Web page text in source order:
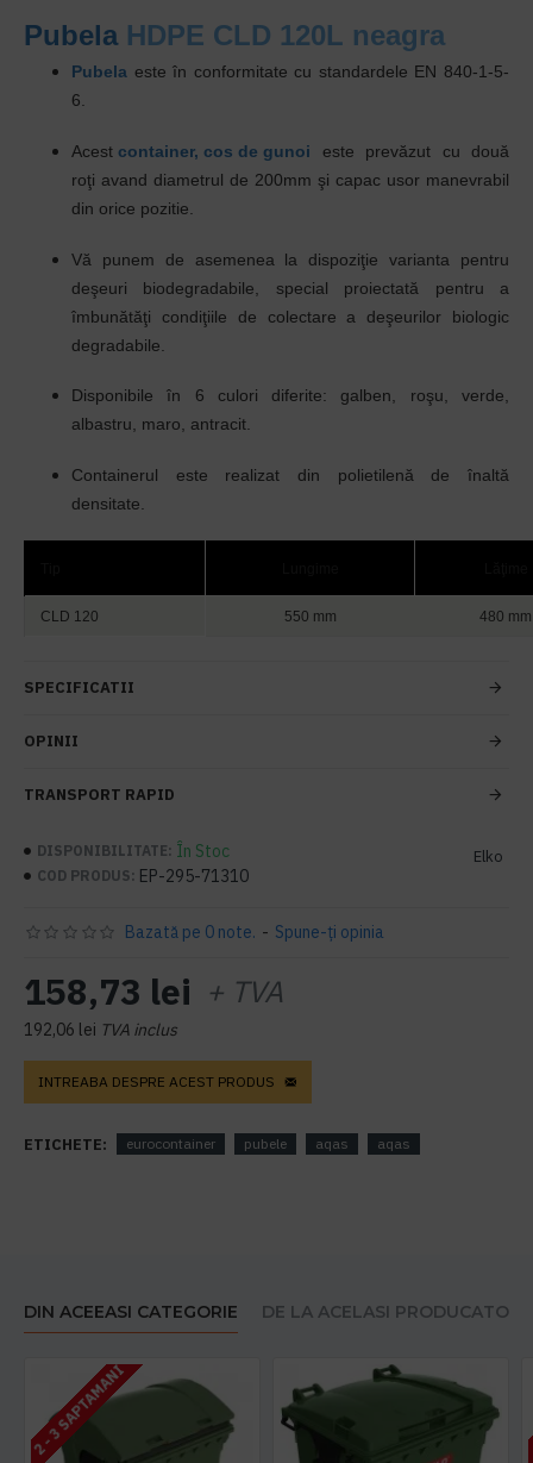
PubelaHDPE CLD 120L neagra
Pubela este în conformitate cu standardele EN 840-1-5-
6.
Acest container, cos de gunoi este prevăzut cu două
roţi avand diametrul de 200mm şi capac usor manevrabil
din orice pozitie.
Vă punem de asemenea la dispoziţie varianta pentru
deşeuri biodegradabile, special proiectată pentru a
îmbunătăţi condiţiile de colectare a deşeurilor biologic
degradabile.
Disponibileîn 6 culori diferite: galben, roşu, verde,
albastru, maro, antracit.
Containerul este realizat din polietilenă de înaltă
densitate
CLD 120 550 mm 480 mm
SPECIFICATII
OPINII
TRANSPORT RAPID
DISPONIBILITATE: În Stoc
COD PRODUS: EP-295-71310
Elko
Bazată pe 0 note. - Spune-ţi opinia
158,73 lei + TVA
192,06 lei TVA inclus
INTREABA DESPRE ACEST PRODUS
ETICHETE: eurocontainer pubele aqas aqas
DIN ACEEASI CATEGORIE DE LA ACELASI PRODUCATOR
2 - 3 SAPTAMANI